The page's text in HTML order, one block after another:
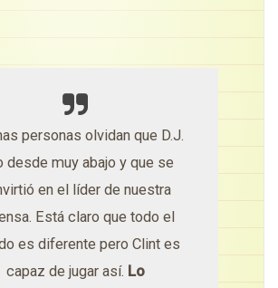
personas olvidan que D.J.
desde muy abajo y que se
en el líder de nuestra
Está claro que todo el
es diferente pero Clint es
capaz de jugar así. Lo